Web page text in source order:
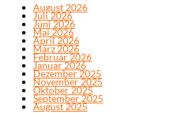
August 2026
Juli 2026
Juni 2026
Mai 2026
April 2026
März 2026
Februar 2026
Januar 2026
Dezember 2025
November 2025
Oktober 2025
September 2025
August 2025